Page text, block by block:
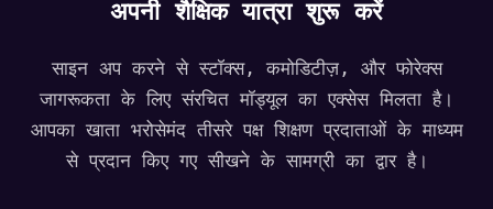
अपनी शैक्षिक यात्रा शुरू करें
साइन अप करने से स्टॉक्स, कमोडिटीज़, और फोरेक्स
जागरूकता के लिए संरचित मॉड्यूल का एक्सेस मिलता है।
आपका खाता भरोसेमंद तीसरे पक्ष शिक्षण प्रदाताओं के माध्यम
से प्रदान किए गए सीखने के सामग्री का द्वार है।